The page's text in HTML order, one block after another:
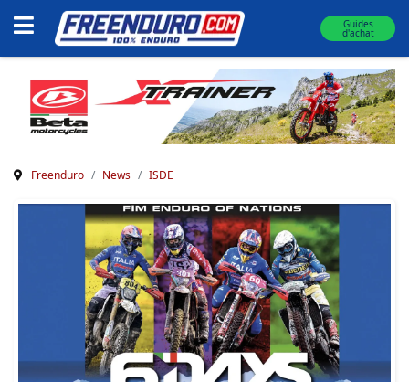
Guides
d'achat
Freenduro News ISDE